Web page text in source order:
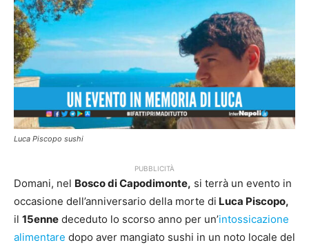
Luca Piscopo sushi
PUBBLICITÀ
Domani, nel Bosco di Capodimonte, si terrà un evento in
occasione dell’anniversario della morte di Luca Piscopo,
il 15enne deceduto lo scorso anno per un’intossicazione
alimentare dopo aver mangiato sushi in un noto locale del